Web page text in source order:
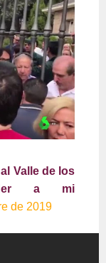
Valle de los
a mi
de 2019